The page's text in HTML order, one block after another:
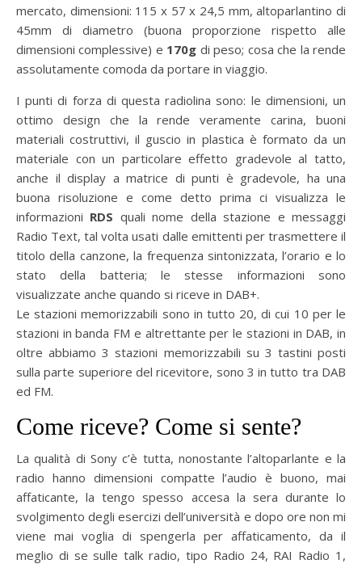
mercato, dimensioni: 115 x 57 x 24,5 mm, altoparlantino di
45mm di diametro (buona proporzione rispetto alle
dimensioni complessive) e 170g di peso; cosa che la rende
assolutamente comoda da portare in viaggio.
I punti di forza di questa radiolina sono: le dimensioni, un
ottimo design che la rende veramente carina, buoni
materiali costruttivi, il guscio in plastica è formato da un
materiale con un particolare effetto gradevole al tatto,
anche il display a matrice di punti è gradevole, ha una
buona risoluzione e come detto prima ci visualizza le
informazioni RDS quali nome della stazione e messaggi
Radio Text, tal volta usati dalle emittenti per trasmettere il
titolo della canzone, la frequenza sintonizzata, l’orario e lo
stato della batteria; le stesse informazioni sono
visualizzate anche quando si riceve in DAB+.
Le stazioni memorizzabili sono in tutto 20, di cui 10 per le
stazioni in banda FM e altrettante per le stazioni in DAB, in
oltre abbiamo 3 stazioni memorizzabili su 3 tastini posti
sulla parte superiore del ricevitore, sono 3 in tutto tra DAB
ed FM.
Come riceve? Come si sente?
La qualità di Sony c’è tutta, nonostante l’altoparlante e la
radio hanno dimensioni compatte l’audio è buono, mai
affaticante, la tengo spesso accesa la sera durante lo
svolgimento degli esercizi dell’università e dopo ore non mi
viene mai voglia di spengerla per affaticamento, da il
meglio di se sulle talk radio, tipo Radio 24, RAI Radio 1,